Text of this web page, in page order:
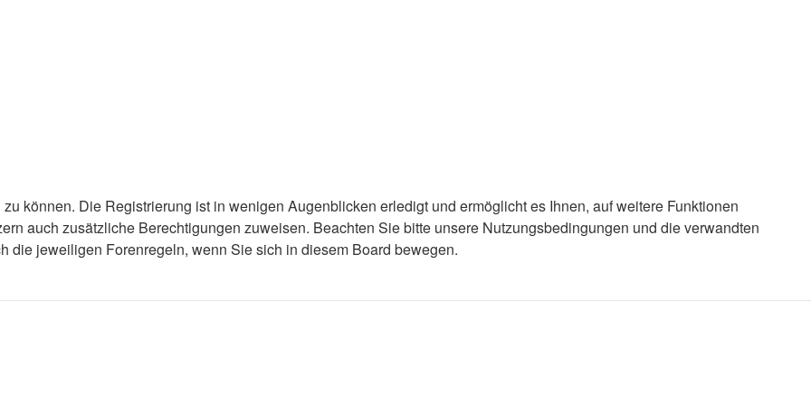
können. Die Registrierung ist in wenigen Augenblicken erledigt und ermöglicht es Ihnen, auf weitere Funktionen
auch zusätzliche Berechtigungen zuweisen. Beachten Sie bitte unsere Nutzungsbedingungen und die verwandten
die jeweiligen Forenregeln, wenn Sie sich in diesem Board bewegen.